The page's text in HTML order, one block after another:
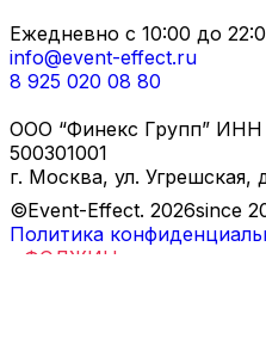
Ежедневно с 10:00 до
info@event-effect.ru
8 925 020 08 80
ООО “Финекс Групп”
500301001
г. Москва, ул. Угрешская,
©Event-Effect. 2026since
Политика
ФОДЖИН